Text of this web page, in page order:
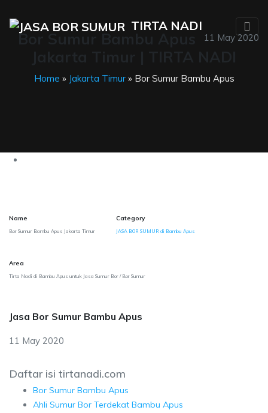
TIRTA NADI
11 May 2020
Bor Sumur Bambu Apus
Home » Jakarta Timur» Bor Sumur Bambu Apus
Name
Bor Sumur Bambu Apus Jakarta Timur
Category
JASA BOR SUMUR di Bambu Apus
Area
Tirta Nadi di Bambu Apus untuk Jasa Sumur Bor / Bor Sumur
Jasa Bor Sumur Bambu Apus
11 May 2020
Daftar isi tirtanadi.com
Bor Sumur Bambu Apus
Ahli Sumur Bor Terdekat Bambu Apus